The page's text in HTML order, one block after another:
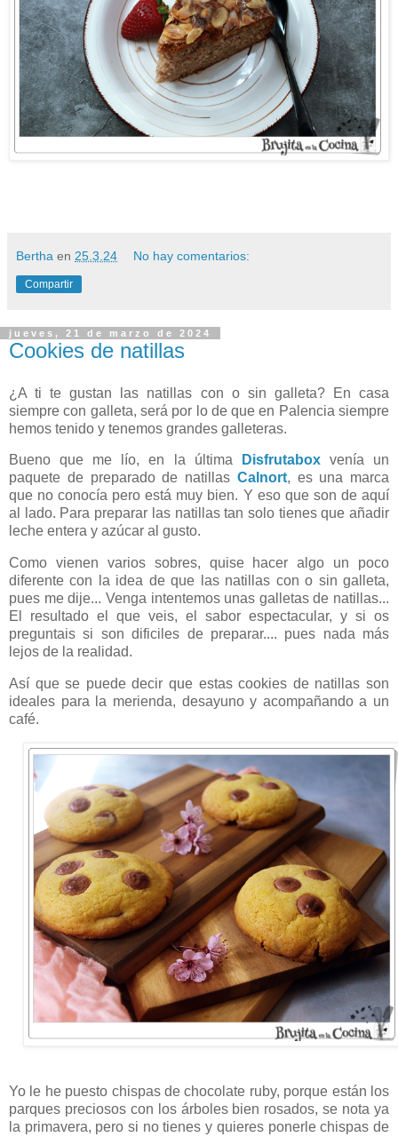
Bertha en 25.3.24 No hay comentarios:
Compartir
jueves, 21 de marzo de 2024
Cookies de natillas
¿A ti te gustan las natillas con o sin galleta? En casa
siempre con galleta, será por lo de que en Palencia siempre
hemos tenido y tenemos grandes galleteras.
Bueno que me lío, en la última Disfrutaboxvenía un
paquete de preparado de natillas Calnort, es una marca
que no conocía pero está muy bien. Y eso que son de aquí
al lado. Para preparar las natillas tan solo tienes que añadir
leche entera y azúcar al gusto.
Como vienen varios sobres, quise hacer algo un poco
diferente con la idea de que las natillas con o sin galleta,
pues me dije... Venga intentemos unas galletas de natillas...
El resultado el que veis, el sabor espectacular, y si os
preguntais si son dificiles de preparar.... pues nada más
lejos de la realidad.
Así que se puede decir que estas cookies de natillas son
ideales para la merienda, desayuno y acompañando a un
café.
Yo le he puesto chispas de chocolate ruby, porque están los
parques preciosos con los árboles bien rosados, se nota ya
la primavera, pero si no tienes y quieres ponerle chispas de